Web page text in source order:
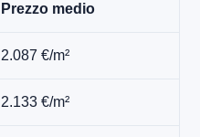
Prezzo medio
2.087 €/m²
2.133 €/m²